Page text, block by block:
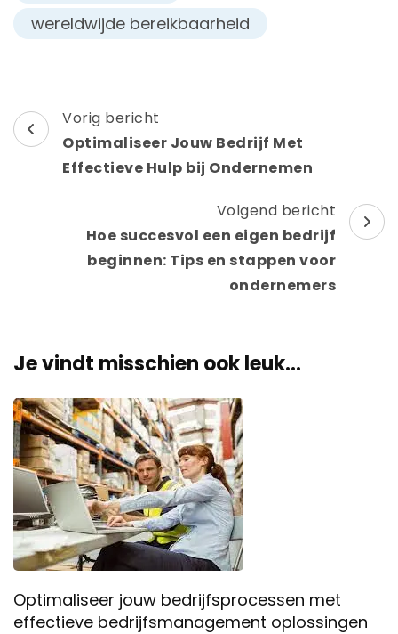
wereldwijde bereikbaarheid
Berichtnavigatie
Vorig bericht
Optimaliseer Jouw Bedrijf Met
Effectieve Hulp bij Ondernemen
Volgend bericht
Hoe succesvol een eigen bedrijf
beginnen: Tips en stappen voor
ondernemers
Je vindt misschien ook leuk...
Optimaliseer jouw bedrijfsprocessen met
effectieve bedrijfsmanagement oplossingen